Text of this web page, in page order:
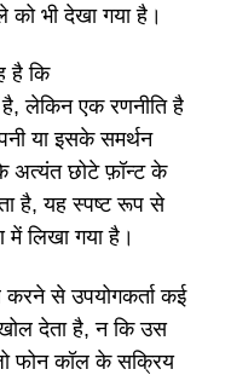
को भी देखा गया है।
है कि
लेकिन एक रणनीति है
या इसके समर्थन
अत्यंत छोटे फ़ॉन्ट के
है, यह स्पष्ट रूप से
लिखा गया है।
करने से उपयोगकर्ता कई
खोल देता है, न कि उस
फोन कॉल के सक्रिय